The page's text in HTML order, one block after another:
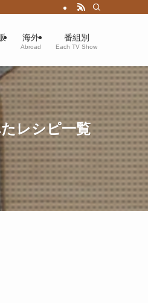
海外
Abroad
番組別
Each TV Show
レシピ一覧